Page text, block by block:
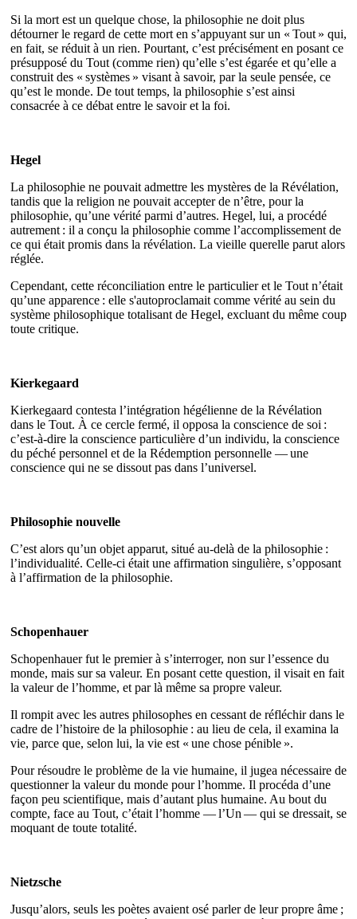
Si la mort est un quelque chose, la philosophie ne doit plus
détourner le regard de cette mort en s’appuyant sur un « Tout » qui,
en fait, se réduit à un rien. Pourtant, c’est précisément en posant ce
présupposé du Tout (comme rien) qu’elle s’est égarée et qu’elle a
construit des « systèmes » visant à savoir, par la seule pensée, ce
qu’est le monde. De tout temps, la philosophie s’est ainsi
consacrée à ce débat entre le savoir et la foi.
Hegel
La philosophie ne pouvait admettre les mystères de la Révélation,
tandis que la religion ne pouvait accepter de n’être, pour la
philosophie, qu’une vérité parmi d’autres. Hegel, lui, a procédé
autrement : il a conçu la philosophie comme l’accomplissement de
ce qui était promis dans la révélation. La vieille querelle parut alors
réglée.
Cependant, cette réconciliation entre le particulier et le Tout n’était
qu’une apparence : elle s'autoproclamait comme vérité au sein du
système philosophique totalisant de Hegel, excluant du même coup
toute critique.
Kierkegaard
Kierkegaard contesta l’intégration hégélienne de la Révélation
dans le Tout. À ce cercle fermé, il opposa la conscience de soi :
c’est‐à‐dire la conscience particulière d’un individu, la conscience
du péché personnel et de la Rédemption personnelle — une
conscience qui ne se dissout pas dans l’universel.
Philosophie nouvelle
C’est alors qu’un objet apparut, situé au‐delà de la philosophie :
l’individualité. Celle‐ci était une affirmation singulière, s’opposant
à l’affirmation de la philosophie.
Schopenhauer
Schopenhauer fut le premier à s’interroger, non sur l’essence du
monde, mais sur sa valeur. En posant cette question, il visait en fait
la valeur de l’homme, et par là même sa propre valeur.
Il rompit avec les autres philosophes en cessant de réfléchir dans le
cadre de l’histoire de la philosophie : au lieu de cela, il examina la
vie, parce que, selon lui, la vie est « une chose pénible ».
Pour résoudre le problème de la vie humaine, il jugea nécessaire de
questionner la valeur du monde pour l’homme. Il procéda d’une
façon peu scientifique, mais d’autant plus humaine. Au bout du
compte, face au Tout, c’était l’homme — l’Un — qui se dressait, se
moquant de toute totalité.
Nietzsche
Jusqu’alors, seuls les poètes avaient osé parler de leur propre âme ;